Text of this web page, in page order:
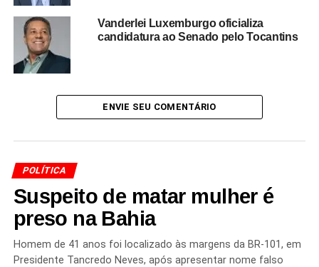
ARTHUR CHIORO
BANCO DOS BRICS
DILMA ROUSSEFF
OPOSIÇÃO AO PT
PROGRAMA MAIS MÉDICOS
SANÇÕES GRADUAIS
PRÓXIMO
Governo Lula é acusado de “contabilidade
criativa” em pacote fora da meta fiscal
Vanderlei Luxemburgo oficializa
candidatura ao Senado pelo Tocantins
ENVIE SEU COMENTÁRIO
POLÍTICA
Suspeito de matar mulher é
preso na Bahia
Homem de 41 anos foi localizado às margens da BR-101, em
Presidente Tancredo Neves, após apresentar nome falso